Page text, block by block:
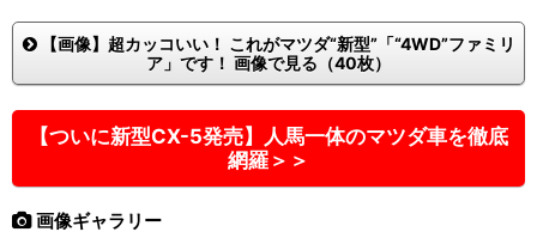
【画像】超カッコいい！ これがマツダ“新型”「“4WD”ファミリ
ア」です！ 画像で見る（40枚）
【ついに新型CX-5発売】人馬一体のマツダ車を徹底
網羅＞＞
画像ギャラリー